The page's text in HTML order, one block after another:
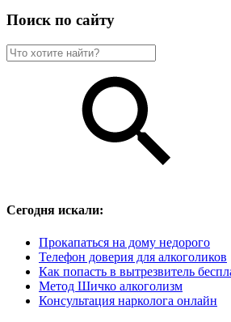
Поиск по сайту
Сегодня искали:
Прокапаться на дому недорого
Телефон доверия для алкоголиков
Как попасть в вытрезвитель
Метод Шичко алкоголизм
Консультация нарколога онлайн